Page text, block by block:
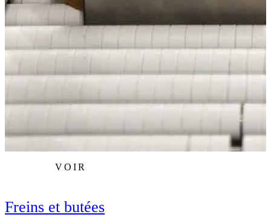
VOIR
Freins et butées